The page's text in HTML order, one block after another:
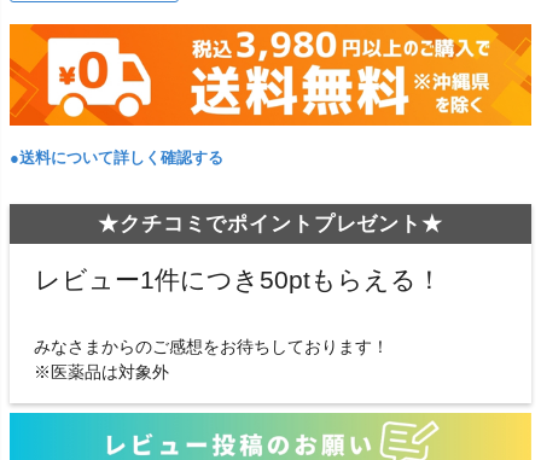
●送料について詳しく確認する
★クチコミでポイントプレゼント★
レビュー1件につき50ptもらえる！
みなさまからのご感想をお待ちしております！
※医薬品は対象外